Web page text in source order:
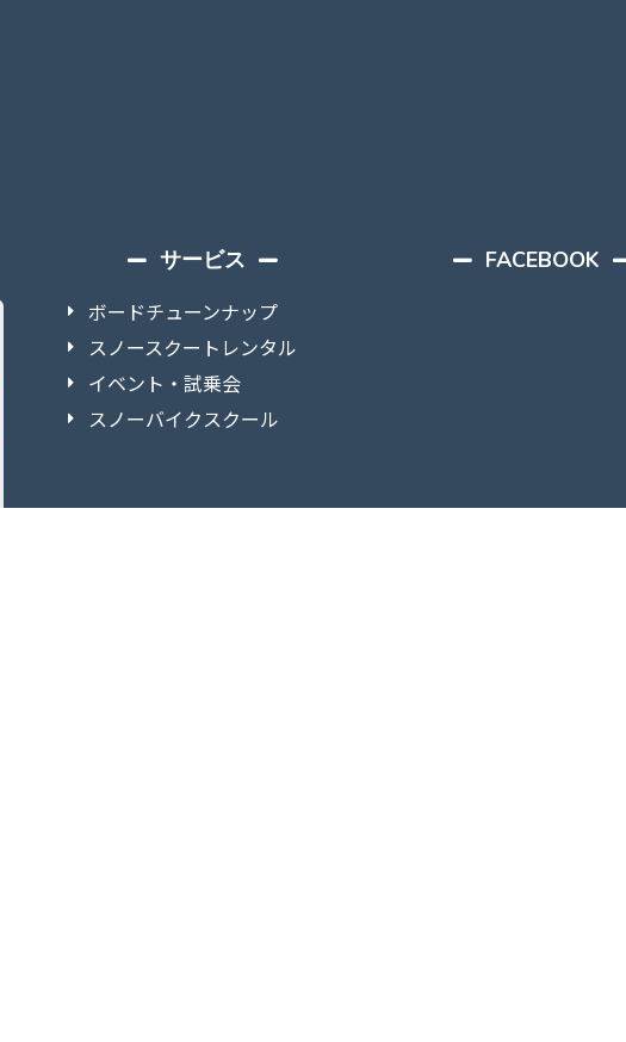
サービス
ボードチューンナップ
スノースクートレンタル
イベント・試乗会
スノーバイクスクール
FACEBOOK